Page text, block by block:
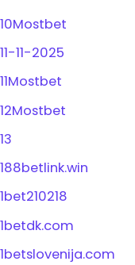
10Mostbet
11-11-2025
11Mostbet
12Mostbet
13
188betlink.win
1bet210218
1betdk.com
1betslovenija.com